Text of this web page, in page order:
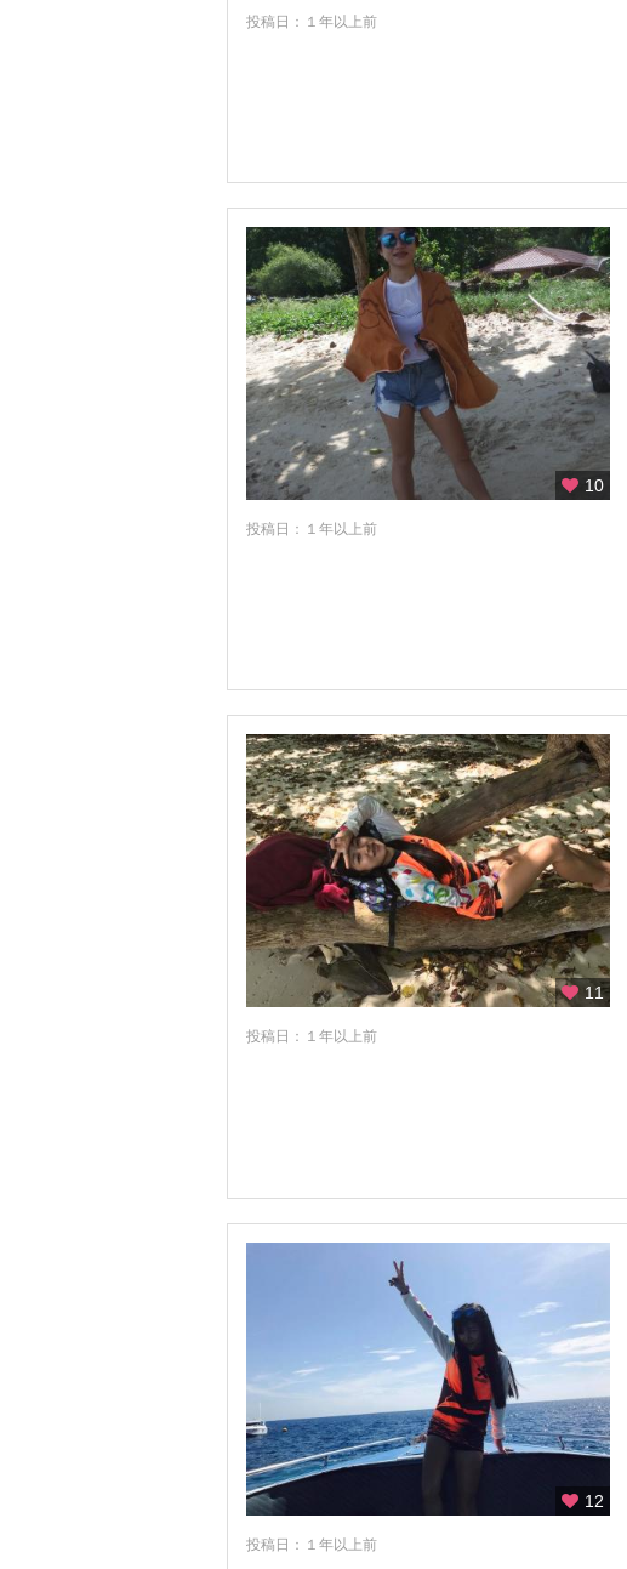
ピッサヌローク
ピピ島
ピマーイ
プレー
ペッチャブリー
ムクダーハーン
メーサローン
メーサーイ
メーソート
ラヨーン
ランタ島
ランパーン
ランプーン
リペ島
ロッブリー
ローイエット
投稿日：１年以上前
10
投稿日：１年以上前
11
投稿日：１年以上前
12
投稿日：１年以上前